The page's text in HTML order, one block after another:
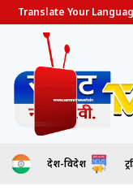
Translate Your
देश-विदेश